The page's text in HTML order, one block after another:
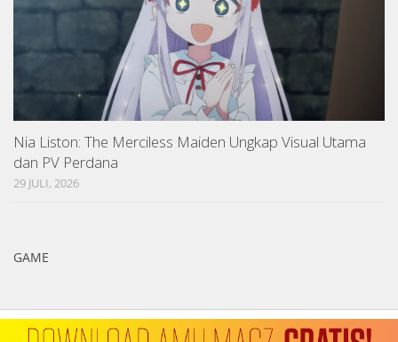
Nia Liston: The Merciless Maiden Ungkap Visual Utama
dan PV Perdana
29 JULI, 2026
GAME